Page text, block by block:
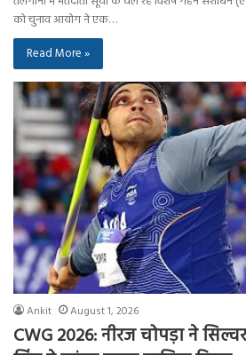
को चुनाव आयोग ने एक…
Read More »
Ankit August 1, 2026
CWG 2026: नीरज चोपड़ा ने